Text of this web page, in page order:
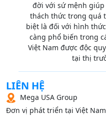
đời với sứ mệnh
thách thức trong quá
biệt là đối với hình
càng phổ biến trong
Việt Nam được độc
tại thị
LIÊN HỆ
Mega USA Group
Đơn vị phát triển tại Việt